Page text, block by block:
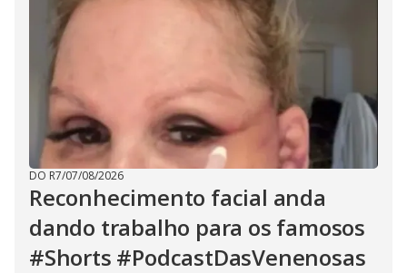
DO R7/07/08/2026
Reconhecimento facial anda
dando trabalho para os famosos
#Shorts #PodcastDasVenenosas